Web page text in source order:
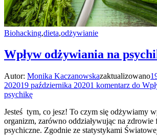
Biohacking,dieta,odżywianie
Wpływ odżywiania na
Autor: Monika Kaczanowskazaktualizowano
202019 października 20201 komentarz do
psychikę
Jesteś tym, co jesz! To czym się odżywiamy
organizm, zarówno oddziaływując na zdrowie
psychiczne. Zgodnie ze statystykami